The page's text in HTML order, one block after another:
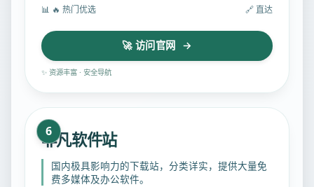
📊 🔥 热门优选 🔗 直达
🚀 访问官网 →
✨ 资源丰富 · 安全导航
6
非凡软件站
国内极具影响力的下载站，分类详实，提供大量免
费多媒体及办公软件。